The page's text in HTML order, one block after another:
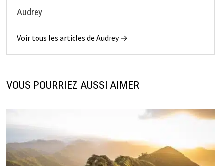
Audrey
Voir tous les articles de Audrey →
VOUS POURRIEZ AUSSI AIMER